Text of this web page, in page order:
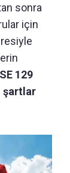
sonra
için
129
şartlar